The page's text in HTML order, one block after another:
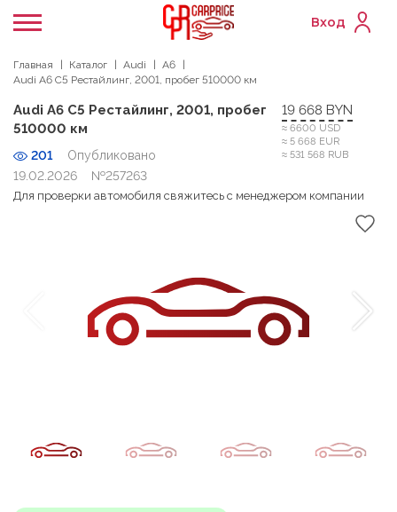
Вход
Главная Каталог Audi
A6
Audi A6 C5 Рестайлинг, 2001, пробег 510000 км
Audi A6 C5 Рестайлинг, 2001, пробег
510000 км
201
Опубликовано
19.02.2026
№257263
19 668 BYN
≈ 6600 USD
≈ 5 668 EUR
≈ 531 568 RUB
Для проверки автомобиля свяжитесь с менеджером компании